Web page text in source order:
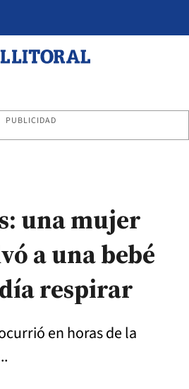
PUBLICIDAD
una mujer
a una bebé
respirar
en horas de la